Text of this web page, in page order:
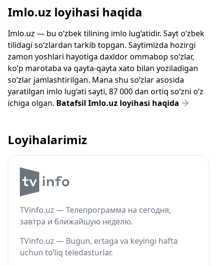
Imlo.uz loyihasi haqida
Imlo.uz — bu o‘zbek tilining imlo lug‘atidir. Sayt o‘zbek
tilidagi so‘zlardan tarkib topgan. Saytimizda hozirgi
zamon yoshlari hayotiga daxldor ommabop so‘zlar,
ko‘p marotaba va qayta-qayta xato bilan yoziladigan
so‘zlar jamlashtirilgan. Mana shu so‘zlar asosida
yaratilgan imlo lug‘ati sayti, 87 000 dan ortiq so‘zni o‘z
ichiga olgan. Batafsil Imlo.uz loyihasi haqida
Loyihalarimiz
TVinfo.uz — Телепрограмма на сегодня,
завтра и ближайшую неделю.
TVinfo.uz — Bugun, ertaga va keyingi hafta
uchun to‘liq teledasturlar.